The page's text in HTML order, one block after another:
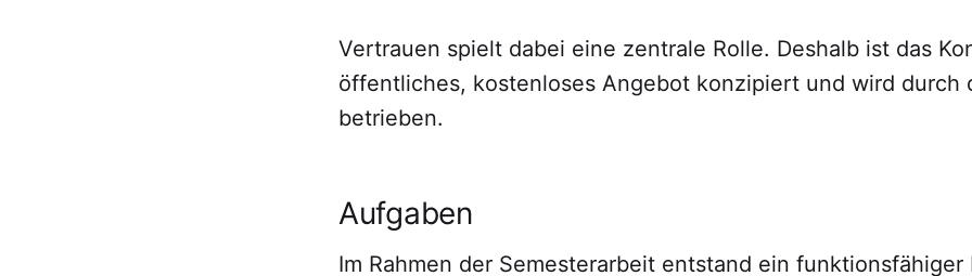
Vertrauen spielt dabei eine zentrale Rolle. Deshalb ist das
öffentliches, kostenloses Angebot konzipiert und wird durch
betrieben.
Aufgaben
Im Rahmen der Semesterarbeit entstand ein funktionsfähiger